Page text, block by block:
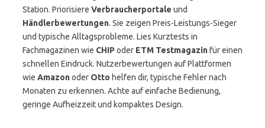
Station. Priorisiere Verbraucherportale und
Händlerbewertungen. Sie zeigen Preis-Leistungs-Sieger
und typische Alltagsprobleme. Lies Kurztests in
Fachmagazinen wie CHIP oder ETM Testmagazinfür einen
schnellen Eindruck. Nutzerbewertungen auf Plattformen
wie Amazonoder Otto helfen dir, typische Fehler nach
Monaten zu erkennen. Achte auf einfache Bedienung,
geringe Aufheizzeit und kompaktes Design.